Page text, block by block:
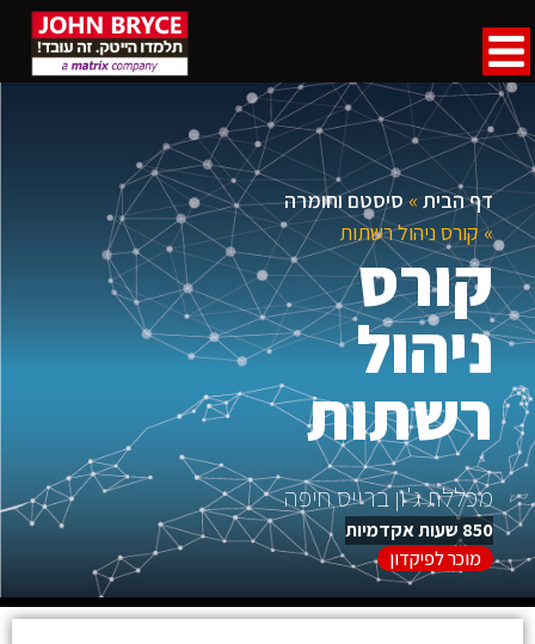
דף הבית »סיסטם וחומרה
»קורס ניהול רשתות
קורס
ניהול
רשתות
מכללת ג'ון ברייס חיפה
850 שעות אקדמיות
מוכר לפיקדון